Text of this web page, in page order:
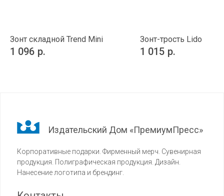
Зонт складной Trend Mini
1 096 р.
Зонт-трость Lido
1 015 р.
Издательский Дом «ПремиумПресс»
Корпоративные подарки. Фирменный мерч. Сувенирная
продукция. Полиграфическая продукция. Дизайн.
Нанесение логотипа и брендинг.